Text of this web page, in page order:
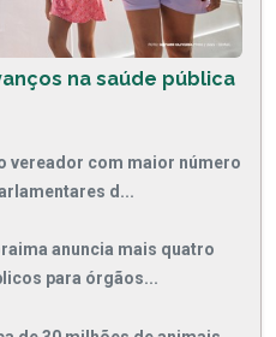
na saúde pública
vereador com maior número
d...
anuncia mais quatro
para órgãos...